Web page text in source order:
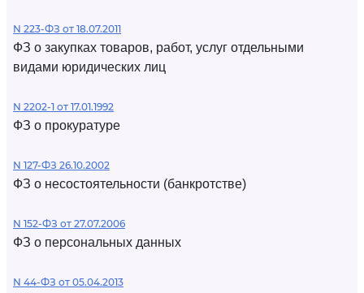
N 223-ФЗ от 18.07.2011
ФЗ о закупках товаров, работ, услуг отдельными
видами юридических лиц
N 2202-1 от 17.01.1992
ФЗ о прокуратуре
N 127-ФЗ 26.10.2002
ФЗ о несостоятельности (банкротстве)
N 152-ФЗ от 27.07.2006
ФЗ о персональных данных
N 44-ФЗ от 05.04.2013